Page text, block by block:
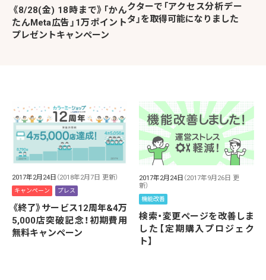
《8/28(金) 18時まで》「かん
たんMeta広告」1万ポイント
プレゼントキャンペーン
クターで「アクセス分析デー
タ」を取得可能になりました
2017年2月24日 （2018年2月7日 更新）
キャンペーン プレス
《終了》サービス12周年&4万
5,000店突破記念！初期費用
無料キャンペーン
2017年2月24日 （2017年9月26日 更
新）
機能改善
検索・変更ページを改善しま
した【定期購入プロジェク
ト】